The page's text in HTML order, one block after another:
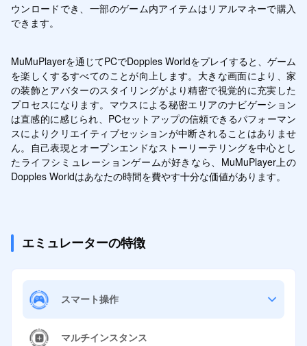
ウンロードでき、一部のゲーム内アイテムはリアルマネーで購入
できます。
MuMuPlayerを通じてPCでDopples Worldをプレイすると、ゲーム
を楽しくするすべてのことが向上します。大きな画面により、家
の装飾とアバターのスタイリングがより精密で視覚的に充実した
プロセスになります。マウスによる秘密エリアのナビゲーション
は直感的に感じられ、PCセットアップの信頼できるパフォーマン
スによりクリエイティブセッションが中断されることはありませ
ん。自己表現とオープンエンドなストーリーテリングを中心とし
たライフシミュレーションゲームが好きなら、MuMuPlayer上の
Dopples Worldはあなたの時間を費やす十分な価値があります。
エミュレーターの特徴
スマート操作
マルチインスタンス